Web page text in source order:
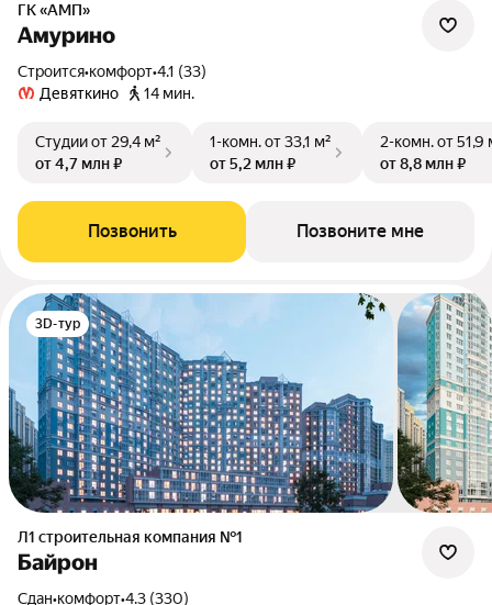
ГК «АМП»
Амурино
Строится•комфорт•4.1 (33)
Девяткино
14 мин.
Студииот 29,4 м²
от 4,7 млн ₽
1-комн.от 33,1 м²
от 5,2 млн ₽
2-комн.от 51,9
от 8,8 млн ₽
Позвонить Позвоните мне
3D-тур
Л1 cтроительная компания №1
Байрон
Сдан•комфорт•4.3 (330)